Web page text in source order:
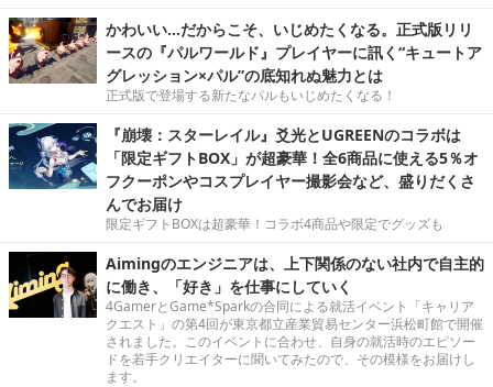
かわいい…だからこそ、いじめたくなる。正式版リリ
ースの『パルワールド』プレイヤーに訊く“キュートア
グレッション×パル”の底知れぬ魅力とは
正式版で登場する新たなパルもいじめたくなる！
『崩壊：スターレイル』爻光とUGREENのコラボは
「限定ギフトBOX」が超豪華！全6商品に使える5％オ
フクーポンやコスプレイヤー撮影会など、盛りだくさ
んでお届け
限定ギフトBOXは超豪華！コラボ4商品や限定でグッズも
Aimingのエンジニアは、上下関係のない社内で自主的
に働き、「好き」を仕事にしていく
4GamerとGame*Sparkの合同による就活イベント「キャリア
クエスト」の第4回が東京都立産業貿易センター浜松町館で開催
されました。このイベントに合わせ、自身の就活時のエピソー
ドを若手クリエイターに聞いてみたので、その模様をお届けし
ます。